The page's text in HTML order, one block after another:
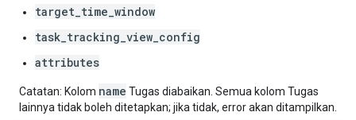
target_time_window
task_tracking_view_config
attributes
Catatan: Kolom name Tugas diabaikan. Semua kolom Tugas
lainnya tidak boleh ditetapkan; jika tidak, error akan ditampilkan.